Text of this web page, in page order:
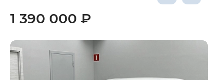
1 390 000 ₽